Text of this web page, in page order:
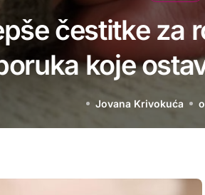
čestitke za
koje
Jovana Krivokuća